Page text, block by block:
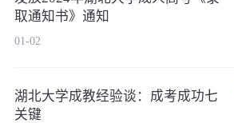
取通知书》通知
01-02
湖北大学成教经验谈：成考成功七
关键